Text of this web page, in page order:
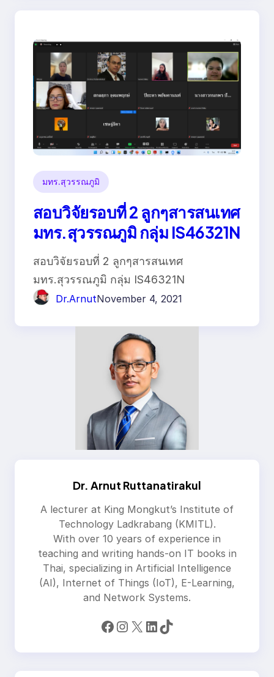
มทร.สุวรรณภูมิ
สอบวิจัยรอบที่ 2 ลูกๆสารสนเทศ
มทร.สุวรรณภูมิ กลุ่ม IS46321N
สอบวิจัยรอบที่ 2 ลูกๆสารสนเทศ
มทร.สุวรรณภูมิ กลุ่ม IS46321N
Dr.ArnutNovember 4, 2021
Dr. Arnut Ruttanatirakul
A lecturer at King Mongkut’s Institute of
Technology Ladkrabang (KMITL).
With over 10 years of experience in
teaching and writing hands-on IT books in
Thai, specializing in Artificial Intelligence
(AI), Internet of Things (IoT), E-Learning,
and Network Systems.
Facebook Instagram X LinkedIn TikTok